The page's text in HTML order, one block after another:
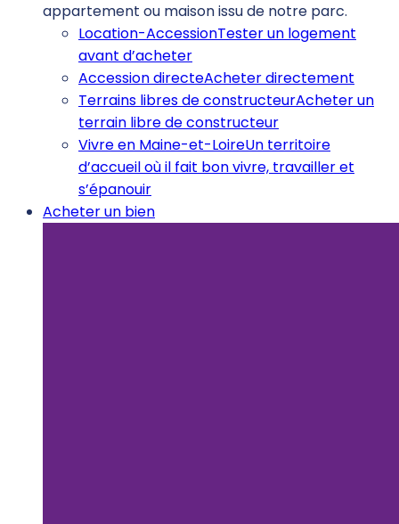
appartement ou maison issu de notre parc.
Location-AccessionTester un logement
avant d’acheter
Accession directeAcheter directement
Terrains libres de constructeurAcheter un
terrain libre de constructeur
Vivre en Maine-et-LoireUn territoire
d’accueil où il fait bon vivre, travailler et
s’épanouir
Acheter un bien